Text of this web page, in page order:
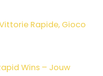
Rapide, Gioco
Wins – Jouw